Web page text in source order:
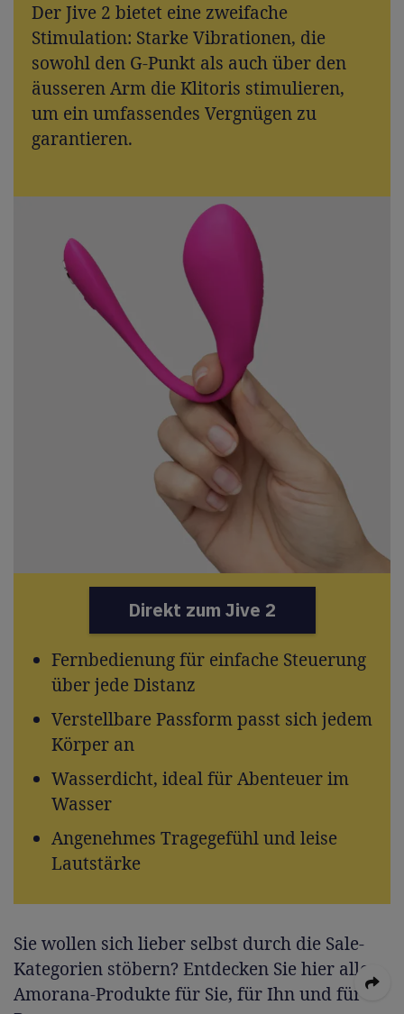
Der Jive 2 bietet eine zweifache
Stimulation: Starke Vibrationen, die
sowohl den G-Punkt als auch über den
äusseren Arm die Klitoris stimulieren,
um ein umfassendes Vergnügen zu
garantieren.
Direkt zum Jive 2
Fernbedienung für einfache Steuerung
über jede Distanz
Verstellbare Passform passt sich jedem
Körper an
Wasserdicht, ideal für Abenteuer im
Wasser
Angenehmes Tragegefühl und leise
Lautstärke
Sie wollen sich lieber selbst durch die Sale-
Kategorien stöbern? Entdecken Sie hier alle
Amorana-Produkte für Sie, für Ihn und für